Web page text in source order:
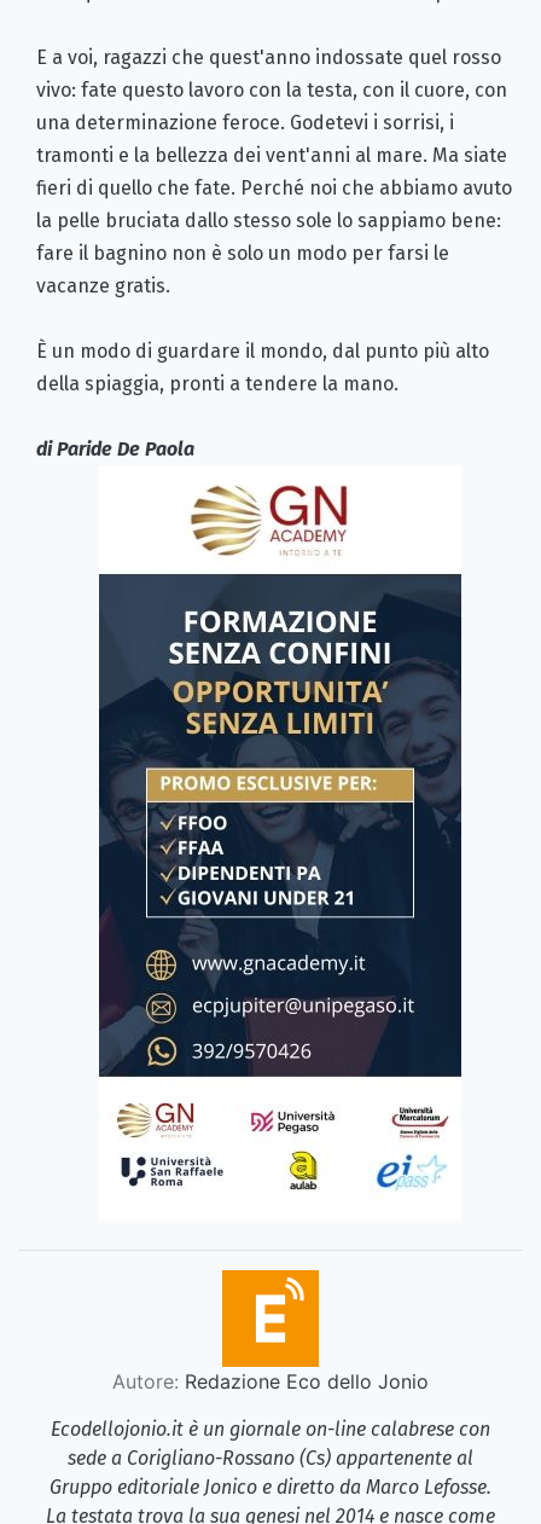
E a voi, ragazzi che quest'anno indossate quel rosso
vivo: fate questo lavoro con la testa, con il cuore, con
una determinazione feroce. Godetevi i sorrisi, i
tramonti e la bellezza dei vent'anni al mare. Ma siate
fieri di quello che fate. Perché noi che abbiamo avuto
la pelle bruciata dallo stesso sole lo sappiamo bene:
fare il bagnino non è solo un modo per farsi le
vacanze gratis.
È un modo di guardare il mondo, dal punto più alto
della spiaggia, pronti a tendere la mano.
di Paride De Paola
Autore: Redazione Eco dello Jonio
Ecodellojonio.it è un giornale on-line calabrese con
sede a Corigliano-Rossano (Cs) appartenente al
Gruppo editoriale Jonico e diretto da Marco Lefosse.
La testata trova la sua genesi nel 2014 e nasce come